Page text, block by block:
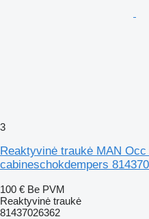
3
Reaktyvinė traukė MAN
cabineschokdempers
100 € Be PVM
Reaktyvinė traukė
81437026362